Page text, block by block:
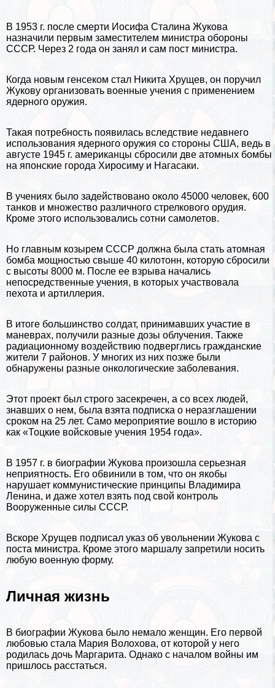
В 1953 г. после cмepти Иосифа Сталина Жукова
назначили первым заместителем министра обороны
СССР. Через 2 года он занял и сам пост министра.
Когда новым генсеком стал Никита Хрущев, он поручил
Жукову организовать военные учения с применением
ядерного оружия.
Такая потребность появилась вследствие недавнего
использования ядерного оружия со стороны США, ведь в
августе 1945 г. американцы сбросили две атомных бомбы
на японские города Хиросиму и Нагасаки.
В учениях было задействовано около 45000 человек, 600
танков и множество различного стрелкового орудия.
Кроме этого использовались сотни самолетов.
Но главным козырем СССР должна была стать атомная
бомба мощностью свыше 40 килотонн, которую сбросили
с высоты 8000 м. После ее взрыва начались
непосредственные учения, в которых участвовала
пехота и артиллерия.
В итоге большинство солдат, принимавших участие в
маневрах, получили разные дозы облучения. Также
радиационному воздействию подверглись гражданские
жители 7 районов. У многих из них позже были
обнаружены разные oнкoлoгические заболевания.
Этот проект был строго засекречен, а со всех людей,
знавших о нем, была взята подписка о неразглашении
сроком на 25 лет. Само мероприятие вошло в историю
как «Тоцкие войсковые учения 1954 года».
В 1957 г. в биографии Жукова произошла серьезная
неприятность. Его обвинили в том, что он якобы
нарушает коммунистические принципы Владимира
Ленина, и даже хотел взять под свой контроль
Вооруженные силы СССР.
Вскоре Хрущев подписал указ об увольнении Жукова с
поста министра. Кроме этого маршалу запретили носить
любую военную форму.
Личная жизнь
В биографии Жукова было немало женщин. Его первой
любовью стала Мария Волохова, от которой у него
родилась дочь Маргарита. Однако с началом войны им
пришлось расстаться.